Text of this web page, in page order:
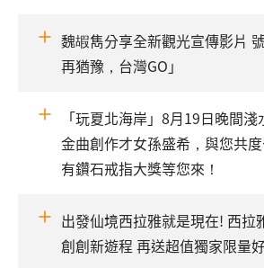
魏嘏雋分享全新觀光宣傳影片
再猶豫，台灣GO」
「玩夏北海岸」8月19日晚間
金曲創作才女孫盛希，與您共
有鑽石戒指大獎等您來！
出發仙境西拉雅就是現在! 西拉
創創新遊程 再送超值獨家限量